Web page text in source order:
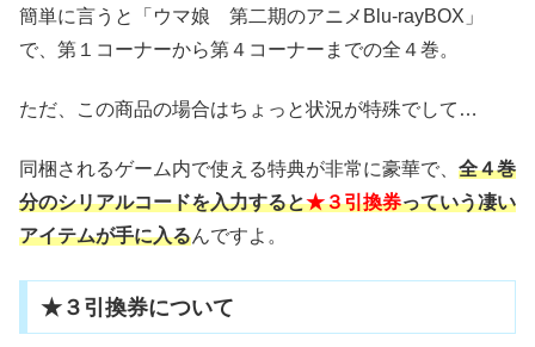
簡単に言うと「ウマ娘 第二期のアニメBlu-rayBOX」
で、第１コーナーから第４コーナーまでの全４巻。
ただ、この商品の場合はちょっと状況が特殊でして…
同梱されるゲーム内で使える特典が非常に豪華で、 全４巻
分のシリアルコードを入力すると★３引換券っていう凄い
アイテムが手に入るんですよ。
★３引換券について